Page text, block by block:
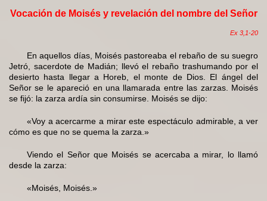
Vocación de Moisés y revelación del nombre del Señor
Ex 3,1-20
En aquellos días, Moisés pastoreaba el rebaño de su suegro
Jetró, sacerdote de Madián; llevó el rebaño trashumando por el
desierto hasta llegar a Horeb, el monte de Dios. El ángel del
Señor se le apareció en una llamarada entre las zarzas. Moisés
se fijó: la zarza ardía sin consumirse. Moisés se dijo:
«Voy a acercarme a mirar este espectáculo admirable, a ver
cómo es que no se quema la zarza.»
Viendo el Señor que Moisés se acercaba a mirar, lo llamó
desde la zarza:
«Moisés, Moisés.»